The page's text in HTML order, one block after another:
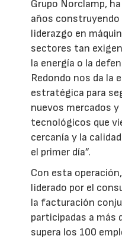
Grupo Norclamp,
años construyendo
liderazgo en
sectores tan
la energía o la
Redondo nos da la
estratégica para
nuevos mercados
tecnológicos que
cercanía y la
el primer día”.
Con esta
liderado por el
la facturación
participadas a más
supera los 100